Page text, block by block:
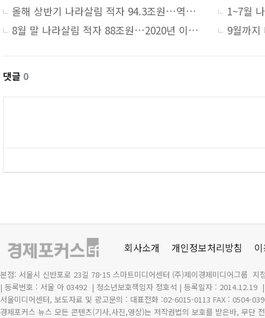
올해 상반기 나라살림 적자 94.3조원…역대 네 번째 규모
8월 말 나라살림 적자 88조원…2020년 이후 두 번째 규모
댓글 0
회사소개 개인정보처리방침
본점: 서울시 신반포로 23길 78-15 스마트미디어센터 (주)제이경제미디어그룹 지
| 등록번호 : 서울 아 03492 | 청소년보호책임자 정호석 | 등록일자 : 2014.12.19
서울미디어센터, 보도자료 및 광고문의 : 대표전화 :02-6015-0113 FAX : 0504-
경제포커스 뉴스 모든 콘텐츠(기사,사진,영상)는 저작권법의 보호를 받은바, 무단